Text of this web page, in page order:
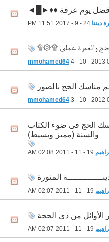
يوم عرفة ♦♦►█◄
ديننا 11:51 PM
والعمرة عملى ۩۞۩
mmohamed64 4 - 10 - 2013
مناسك الحج بالصور
mmohamed64 3 - 10 - 2012
الحج فى ضوء الكتاب
والسنة (مميز وبسيط)
02:08 AM
المنورة
02:07 AM
الأوائل من ذى الحجة
02:07 AM